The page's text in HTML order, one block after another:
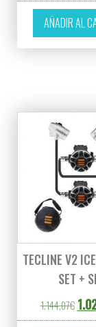
AÑADIR AL
TECLINE V2
SET +
1.144,07€ El